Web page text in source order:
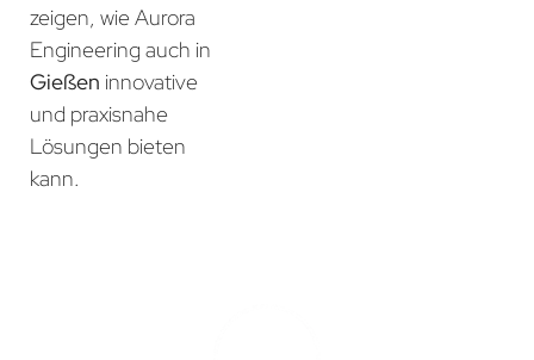
zeigen, wie Aurora
Engineering auch in
Gießen innovative
und praxisnahe
Lösungen bieten
kann.